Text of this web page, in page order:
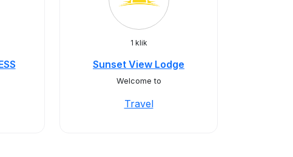
1 klik
Sunset View Lodge
Welcome to
Travel